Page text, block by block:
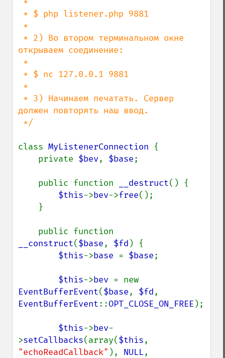
открываем соединение:
должен повторять наш ввод.
class MyListenerConnection {
    private
$bev, $base;
    public function
__destruct() {
$this->bev->free();
__construct($base, $fd ) {
$this->base = $base;
$this->bev
EventBufferEvent($base, $fd
EventBufferEvent::OPT_CLOSE_ON_FREE );
$this->bev-
>setCallbacks(array($this
"echoReadCallback" ), NULL,